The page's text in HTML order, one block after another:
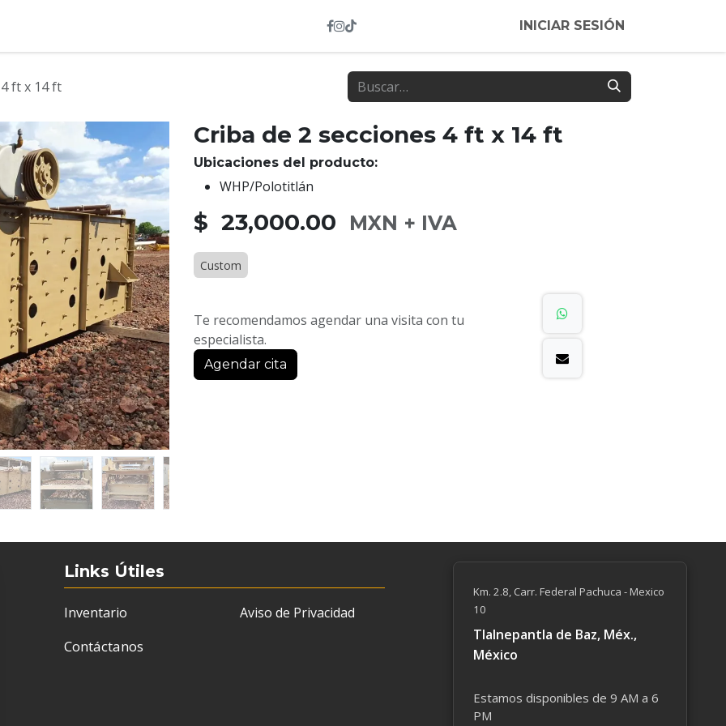
INICIAR SESIÓN
ft x 14 ft
Criba de 2 secciones 4 ft x 14 ft
Ubicaciones del producto:
WHP/Polotitlán
$ 23,000.00 MXN + IVA
Custom
Te recomendamos agendar una visita con tu
especialista.
Agendar cita
Links Útiles
Inventario
Contáctanos
Aviso de Privacidad
Km. 2.8, Carr. Federal Pachuca - Mexico
10
Tlalnepantla de Baz, Méx.,
México
Estamos disponibles de 9 AM a 6
PM